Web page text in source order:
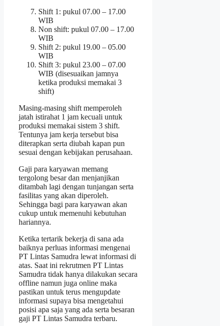
Shift 1: pukul 07.00 – 17.00
WIB
Non shift: pukul 07.00 – 17.00
WIB
Shift 2: pukul 19.00 – 05.00
WIB
Shift 3: pukul 23.00 – 07.00
WIB (disesuaikan jamnya
ketika produksi memakai 3
shift)
Masing-masing shift memperoleh
jatah istirahat 1 jam kecuali untuk
produksi memakai sistem 3 shift.
Tentunya jam kerja tersebut bisa
diterapkan serta diubah kapan pun
sesuai dengan kebijakan perusahaan.
Gaji para karyawan memang
tergolong besar dan menjanjikan
ditambah lagi dengan tunjangan serta
fasilitas yang akan diperoleh.
Sehingga bagi para karyawan akan
cukup untuk memenuhi kebutuhan
hariannya.
Ketika tertarik bekerja di sana ada
baiknya perluas informasi mengenai
PT Lintas Samudra lewat informasi di
atas. Saat ini rekrutmen PT Lintas
Samudra tidak hanya dilakukan secara
offline namun juga online maka
pastikan untuk terus mengupdate
informasi supaya bisa mengetahui
posisi apa saja yang ada serta besaran
gaji PT Lintas Samudra terbaru.